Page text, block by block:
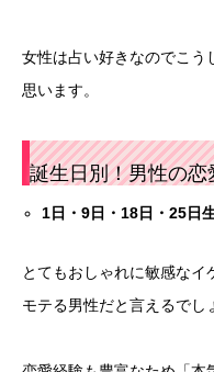
女性は占い好きなのでこう
思います。
誕生日別！男性の
1日・9日・ 18日・25日
とてもおしゃれに敏感なイ
モテる男性だと言えるでし